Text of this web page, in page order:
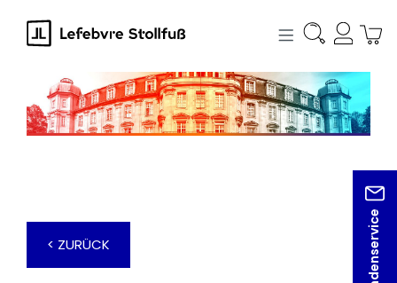
springen
Kundenservice
< ZURÜCK